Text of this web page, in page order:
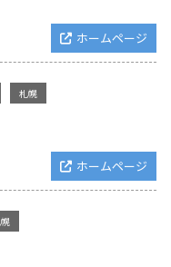
ホームページ
札幌
ホームページ